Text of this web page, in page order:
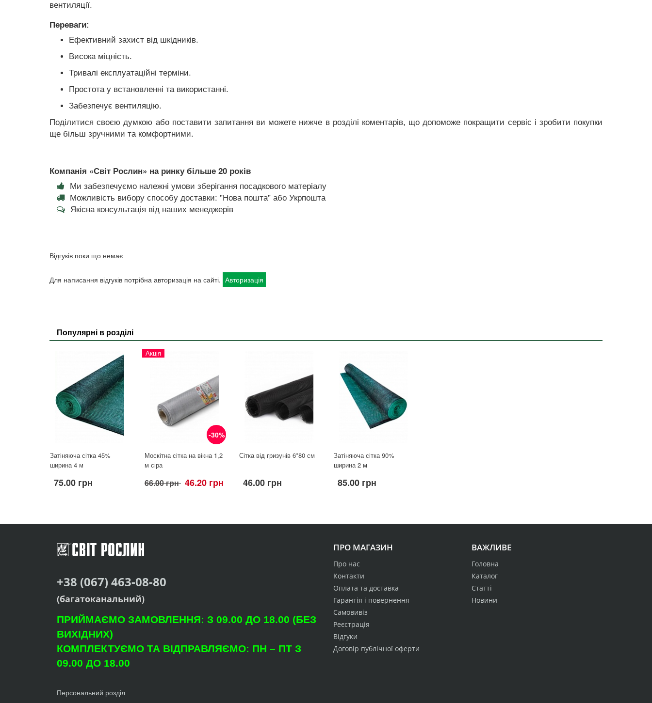
вентиляції.
Переваги:
Ефективний захист від шкідників.
Висока міцність.
Тривалі експлуатаційні терміни.
Простота у встановленні та використанні.
Забезпечує вентиляцію.
Поділитися своєю думкою або поставити запитання ви можете нижче в розділі коментарів, що допоможе покращити сервіс і зробити покупки
ще більш зручними та комфортними.
Компанія «Світ Рослин» на ринку більше 20 років
Ми забезпечуємо належні умови зберігання посадкового матеріалу
Можливість вибору способу доставки: "Нова пошта" або Укрпошта
Якісна консультація від наших менеджерів
Відгуків поки що немає
Для написання відгуків потрібна авторизація на сайті. Авторизація
Популярні в розділі
Затіняюча сітка 45%
ширина 4 м
75.00 грн
-30%
Акція
Москітна сітка на вікна 1,2
м сіра
66.00 грн 46.20 грн
Сітка від гризунів 6*80 см
46.00 грн
Затіняюча сітка 90%
ширина 2 м
85.00 грн
ПРО МАГАЗИН
Про нас
Контакти
Оплата та доставка
Гарантія і повернення
Самовивіз
Реєстрація
Відгуки
Договір публічної оферти
ВАЖЛИВЕ
Головна
Каталог
Статті
Новини
+38 (067) 463-08-80
(багатоканальний)
ПРИЙМАЄМО ЗАМОВЛЕННЯ: З 09.00 ДО 18.00 (БЕЗ
ВИХІДНИХ)
КОМПЛЕКТУЄМО ТА ВІДПРАВЛЯЄМО: ПН – ПТ З
09.00 ДО 18.00
Персональний розділ